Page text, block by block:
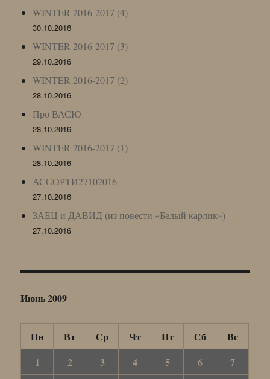
WINTER 2016-2017 (4)
30.10.2016
WINTER 2016-2017 (3)
29.10.2016
WINTER 2016-2017 (2)
28.10.2016
Про ВАСЮ
28.10.2016
WINTER 2016-2017 (1)
28.10.2016
АССОРТИ27102016
27.10.2016
ЗАЕЦ и ДАВИД (из повести «Белый карлик»)
27.10.2016
Июнь 2009
Пн Вт Ср Чт Пт Сб
Вс
1
2 3 4 5 6
7